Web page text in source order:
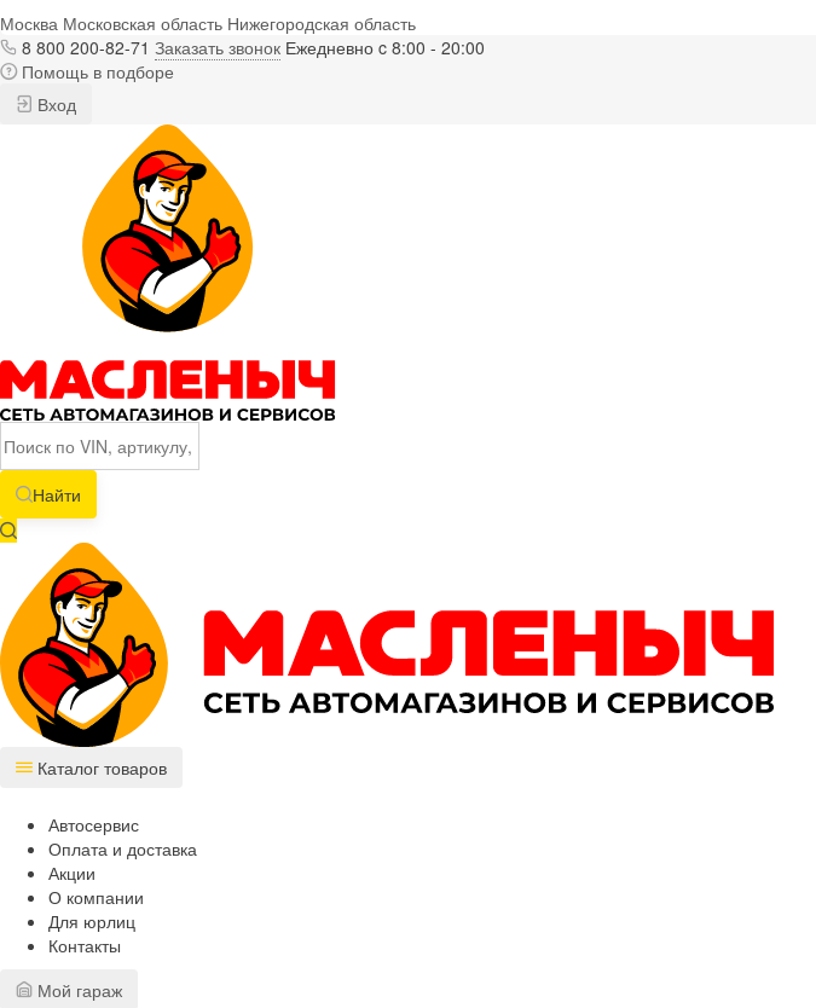
Москва Московская область Нижегородская область
8 800 200-82-71 Заказать звонок Ежедневно c 8:00 - 20:00
Помощь в подборе
Вход
Найти
Каталог товаров
Автосервис
Оплата и доставка
Акции
О компании
Для юрлиц
Контакты
Мой гараж